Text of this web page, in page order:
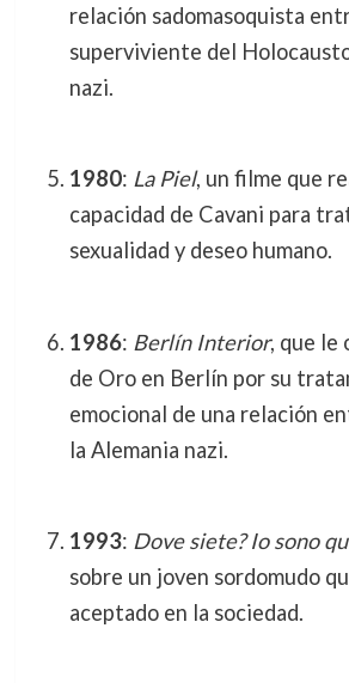
relación sadomasoquista
superviviente del
nazi.
1980: La Piel, un filme que
capacidad de Cavani para
sexualidad y deseo humano.
1986: Berlín Interior, que le
de Oro en Berlín por su
emocional de una relación
la Alemania nazi.
1993: Dove siete? Io sono
sobre un joven sordomudo
aceptado en la sociedad.